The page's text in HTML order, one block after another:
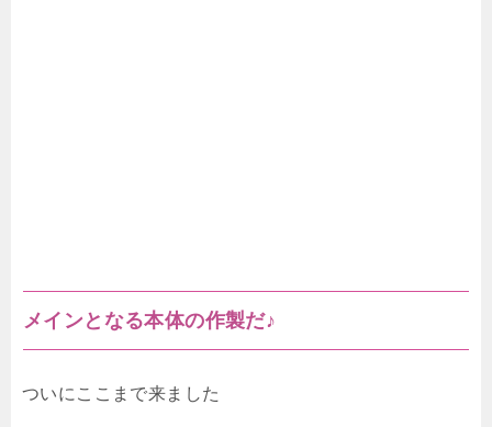
メインとなる本体の作製だ♪
ついにここまで来ました